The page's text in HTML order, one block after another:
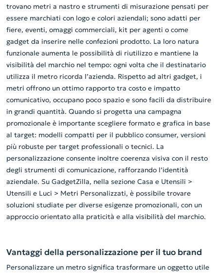
trovano metri a nastro e strumenti di misurazione pensati per
essere marchiati con logo e colori aziendali; sono adatti per
fiere, eventi, omaggi commerciali, kit per agenti o come
gadget da inserire nelle confezioni prodotto. La loro natura
funzionale aumenta le possibilità di riutilizzo e mantiene la
visibilità del marchio nel tempo: ogni volta che il destinatario
utilizza il metro ricorda l’azienda. Rispetto ad altri gadget, i
metri offrono un ottimo rapporto tra costo e impatto
comunicativo, occupano poco spazio e sono facili da distribuire
in grandi quantità. Quando si progetta una campagna
promozionale è importante scegliere formato e grafica in base
al target: modelli compatti per il pubblico consumer, versioni
più robuste per target professionali o tecnici. La
personalizzazione consente inoltre coerenza visiva con il resto
degli strumenti di comunicazione, rafforzando l’identità
aziendale. Su GadgetZilla, nella sezione Casa e Utensili >
Utensili e Luci > Metri Personalizzati, è possibile trovare
soluzioni studiate per diverse esigenze promozionali, con un
approccio orientato alla praticità e alla visibilità del marchio.
Vantaggi della personalizzazione per il tuo brand
Personalizzare un metro significa trasformare un oggetto utile